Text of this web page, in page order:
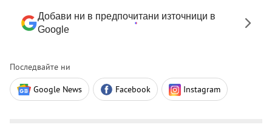
Добави ни в предпочитани източници в
Google
Последвайте ни
Google News Facebook Instagram